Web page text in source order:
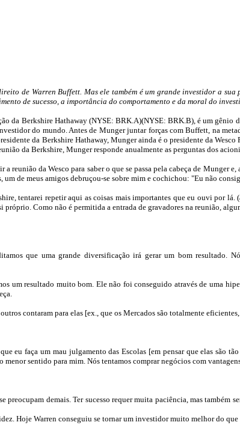
de Warren Buffett. Mas ele também é um grande investidor a
de sucesso, a importância do comportamento e da moral do
da Berkshire Hathaway(NYSE: BRK.A)(NYSE:BRK.B), é um gênio
do mundo. Antes de Mungerjuntar forças comBuffett, na
da Berkshire Hathaway, Mungerainda é o presidente daWesco
da Berkshire, Mungerresponde anualmente as perguntas dos
a reunião daWesco para saber o que se passa pela cabeça de Mungere,
um de meus amigos debruçou-se sobre mim e cochichou: "Eu não
, tentarei repetir aqui as coisas mais importantes que eu ouvi por
próprio. Como não é permitida a entrada de gravadores na reunião,
que uma grande diversificação irá gerar um bom resultado.
um resultado muito bom. Ele não foi conseguido através de uma
contaram para elas [ex., que os Mercados são totalmente
eu faça um mau julgamento das Escolas [em pensar que elas são
menor sentido para mim. Nós tentamos comprar negócios com
preocupam demais. Ter sucesso requer muita paciência, mas
Hoje Warrenconseguiu se tornar um investidor muito melhor do que